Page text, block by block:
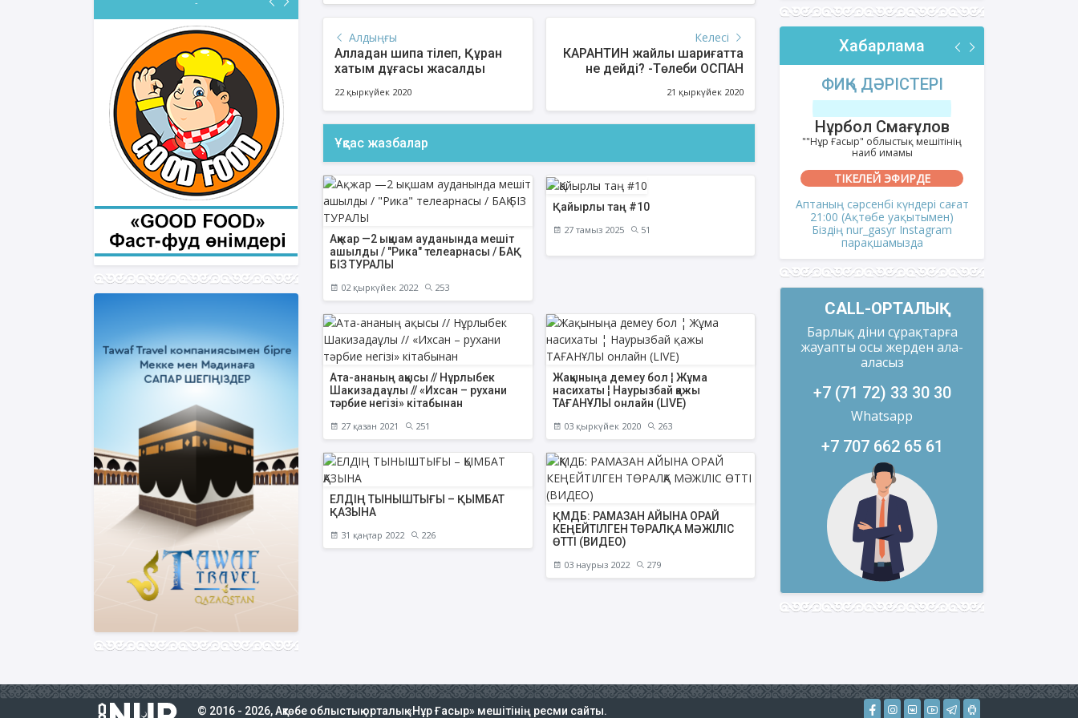
Алдыңғы
Алладан шипа тілеп, Құран
хатым дұғасы жасалды
22 қыркүйек 2020
Келесі
КАРАНТИН жайлы шариғатта
не дейді? -Төлеби ОСПАН
21 қыркүйек 2020
Ұқсас жазбалар
Ақжар —2 ықшам ауданында мешіт
ашылды / "Рика" телеарнасы / БАҚ
БІЗ ТУРАЛЫ
02 қыркүйек 2022 253
Қайырлы таң #10
27 тамыз 2025 51
Ата-ананың ақысы // Нұрлыбек
Шакизадаұлы // «Ихсан – рухани
тәрбие негізі» кітабынан
27 қазан 2021 251
Жақыныңа демеу бол ¦ Жұма
насихаты ¦ Наурызбай қажы
ТАҒАНҰЛЫ онлайн (LIVE)
03 қыркүйек 2020 263
ЕЛДІҢ ТЫНЫШТЫҒЫ – ҚЫМБАТ
ҚАЗЫНА
31 қаңтар 2022 226
ҚМДБ: РАМАЗАН АЙЫНА ОРАЙ
КЕҢЕЙТІЛГЕН ТӨРАЛҚА МӘЖІЛІС
ӨТТІ (ВИДЕО)
03 наурыз 2022 279
Хабарлама
Нұрбол Смағұлов
""Нұр Ғасыр" облыстық мешітінің
ТІКЕЛЕЙ ЭФИРДЕ
Аптаның сәрсенбі күндері сағат
парақшамызда
АҚИДА ДӘРІСТЕРІ
Шынболат Үмбетов
Аптаның сенбі күндері сағат
21:00 (Ақтөбе уақытымен)
Біздің nur_gasyr Instagram
ФИҚҺ ДӘРІСТЕРІ
Нұрбол Смағұлов
""Нұр Ғасыр" облыстық мешітінің
наиб имамы
ТІКЕЛЕЙ ЭФИРДЕ
Аптаның сәрсенбі күндері сағат
21:00 (Ақтөбе уақытымен)
Біздің nur_gasyr Instagram
парақшамызда
CALL-ОРТАЛЫҚ
Барлық діни сұрақтарға
жауапты осы жерден ала-
аласыз
+7 (71 72) 33 30 30
Whatsapp
+7 707 662 65 61
© 2016 - 2026, Ақтөбе облыстық орталық «Нұр Ғасыр» мешітінің ресми сайты.